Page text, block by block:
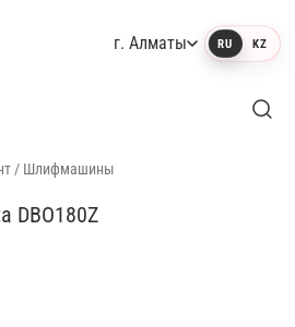
г. Алматы RU KZ
/ Шлифмашины
DBO180Z